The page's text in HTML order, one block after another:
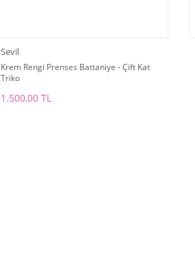
Sevil
Krem Rengi Prenses Battaniye - Çift Kat
Triko
1.500,00 TL